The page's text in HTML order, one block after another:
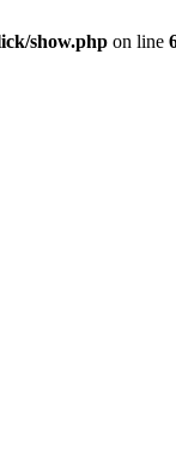
show.php on line